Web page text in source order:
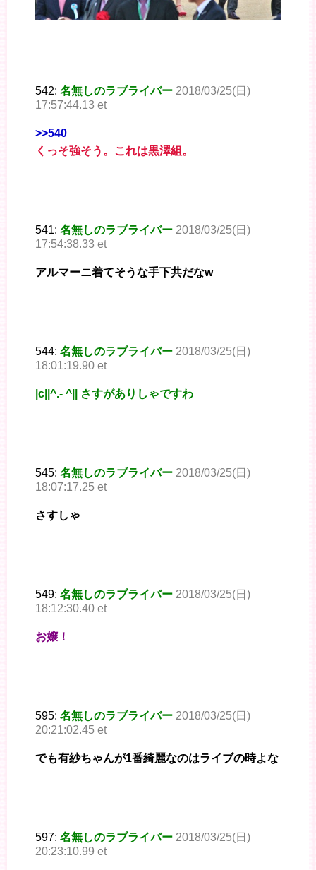
542: 名無しのラブライバー 2018/03/25(日)
17:57:44.13 et
>>540
くっそ強そう。これは黒澤組。
541: 名無しのラブライバー 2018/03/25(日)
17:54:38.33 et
アルマーニ着てそうな手下共だなw
544: 名無しのラブライバー 2018/03/25(日)
18:01:19.90 et
|c||^.- ^|| さすがありしゃですわ
545: 名無しのラブライバー 2018/03/25(日)
18:07:17.25 et
さすしゃ
549: 名無しのラブライバー 2018/03/25(日)
18:12:30.40 et
お嬢！
595: 名無しのラブライバー 2018/03/25(日)
20:21:02.45 et
でも有紗ちゃんが1番綺麗なのはライブの時よな
597: 名無しのラブライバー 2018/03/25(日)
20:23:10.99 et